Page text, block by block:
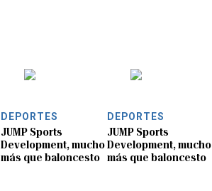
DEPORTES
JUMP Sports
Development, mucho
más que baloncesto
DEPORTES
JUMP Sports
Development, mucho
más que baloncesto